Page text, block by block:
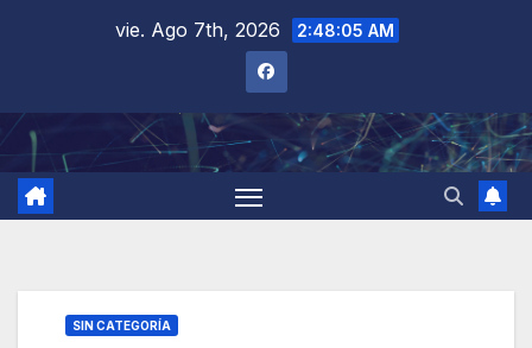
vie. Ago 7th, 2026 2:48:06 AM
SIN CATEGORÍA